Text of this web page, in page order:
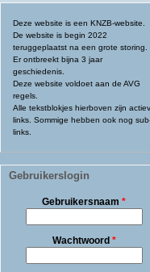
Deze website is een KNZB-website.
De website is begin 2022
teruggeplaatst na een grote storing.
Er ontbreekt bijna 3 jaar
geschiedenis.
Deze website voldoet aan de AVG
regels.
Alle tekstblokjes hierboven zijn
links. Sommige hebben ook nog
links.
Gebruikerslogin
Gebruikersnaam*
Wachtwoord *